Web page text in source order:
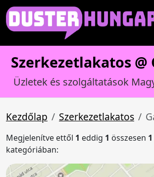
Szerkezetlakatos @
Üzletek és szolgáltatások
Kezdőlap Szerkezetlakatos
Megjelenítve ettől 1 eddig 1 összesen 1
kategóriában: